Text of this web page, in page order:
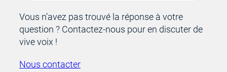
Vous n’avez pas trouvé la réponse à votre
question ? Contactez-nous pour en discuter de
vive voix !
Nous contacter